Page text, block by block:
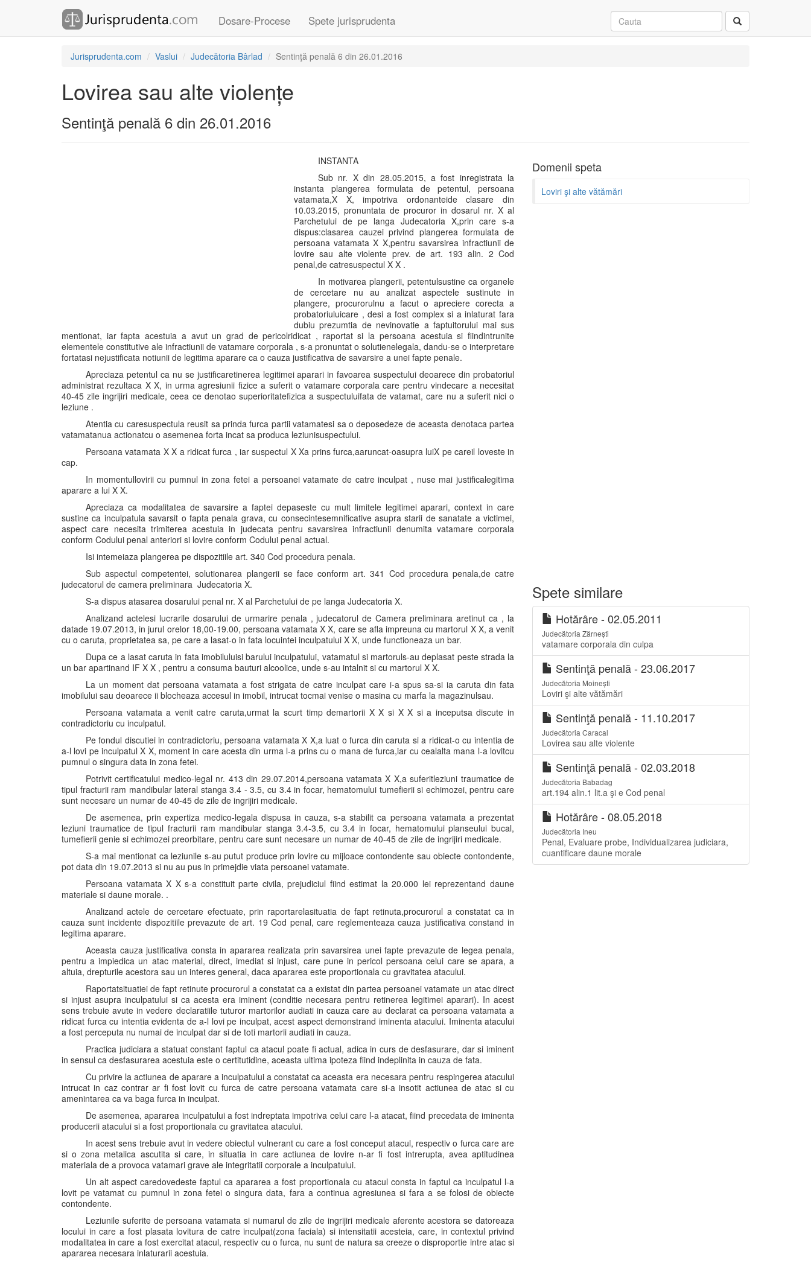
Dosare-Procese Spete jurisprudenta
Jurisprudenta.com Vaslui Judecătoria Bârlad Sentinţă penală 6 din 26.01.2016
Lovirea sau alte violențe
Sentinţă penală 6 din 26.01.2016
INSTANTA
Sub nr. X din 28.05.2015, a fost inregistrata la
instanta plangerea formulata de petentul, persoana
vatamata,X X, impotriva ordonanteide clasare din
10.03.2015, pronuntata de procuror in dosarul nr. X al
Parchetului de pe langa Judecatoria X,prin care s-a
dispus:clasarea cauzei privind plangerea formulata de
persoana vatamata X X,pentru savarsirea infractiunii de
lovire sau alte violente prev. de art. 193 alin. 2 Cod
penal,de catresuspectul X X .
In motivarea plangerii, petentulsustine ca organele
de cercetare nu au analizat aspectele sustinute in
plangere, procurorulnu a facut o apreciere corecta a
probatoriuluicare , desi a fost complex si a inlaturat fara
dubiu prezumtia de nevinovatie a faptuitorului mai sus
mentionat, iar fapta acestuia a avut un grad de pericolridicat , raportat si la persoana acestuia si fiindintrunite
elementele constitutive ale infractiunii de vatamare corporala , s-a pronuntat o solutienelegala, dandu-se o interpretare
fortatasi nejustificata notiunii de legitima aparare ca o cauza justificativa de savarsire a unei fapte penale.
Apreciaza petentul ca nu se justificaretinerea legitimei aparari in favoarea suspectului deoarece din probatoriul
administrat rezultaca X X, in urma agresiunii fizice a suferit o vatamare corporala care pentru vindecare a necesitat
40-45 zile ingrijiri medicale, ceea ce denotao superioritatefizica a suspectuluifata de vatamat, care nu a suferit nici o
leziune .
Atentia cu caresuspectula reusit sa prinda furca partii vatamatesi sa o deposedeze de aceasta denotaca partea
vatamatanua actionatcu o asemenea forta incat sa produca leziunisuspectului.
Persoana vatamata X X a ridicat furca , iar suspectul X Xa prins furca,aaruncat-oasupra luiX pe careil loveste in
cap.
In momentullovirii cu pumnul in zona fetei a persoanei vatamate de catre inculpat , nuse mai justificalegitima
aparare a lui X X.
Apreciaza ca modalitatea de savarsire a faptei depaseste cu mult limitele legitimei aparari, context in care
sustine ca inculpatula savarsit o fapta penala grava, cu consecintesemnificative asupra starii de sanatate a victimei,
aspect care necesita trimiterea acestuia in judecata pentru savarsirea infractiunii denumita vatamare corporala
conform Codului penal anteriori si lovire conform Codului penal actual.
Isi intemeiaza plangerea pe dispozitiile art. 340 Cod procedura penala.
Sub aspectul competentei, solutionarea plangerii se face conform art. 341 Cod procedura penala,de catre
judecatorul de camera preliminara  Judecatoria X.
S-a dispus atasarea dosarului penal nr. X al Parchetului de pe langa Judecatoria X.
Analizand actelesi lucrarile dosarului de urmarire penala , judecatorul de Camera preliminara aretinut ca , la
datade 19.07.2013, in jurul orelor 18,00-19.00, persoana vatamata X X, care se afla impreuna cu martorul X X, a venit
cu o caruta, proprietatea sa, pe care a lasat-o in fata locuintei inculpatului X X, unde functioneaza un bar.
Dupa ce a lasat caruta in fata imobiluluisi barului inculpatului, vatamatul si martoruls-au deplasat peste strada la
un bar apartinand IF X X , pentru a consuma bauturi alcoolice, unde s-au intalnit si cu martorul X X.
La un moment dat persoana vatamata a fost strigata de catre inculpat care i-a spus sa-si ia caruta din fata
imobilului sau deoarece ii blocheaza accesul in imobil, intrucat tocmai venise o masina cu marfa la magazinulsau.
Persoana vatamata a venit catre caruta,urmat la scurt timp demartorii X X si X X si a inceputsa discute in
contradictoriu cu inculpatul.
Pe fondul discutiei in contradictoriu, persoana vatamata X X,a luat o furca din caruta si a ridicat-o cu intentia de
a-l lovi pe inculpatul X X, moment in care acesta din urma l-a prins cu o mana de furca,iar cu cealalta mana l-a lovitcu
pumnul o singura data in zona fetei.
Potrivit certificatului medico-legal nr. 413 din 29.07.2014,persoana vatamata X X,a suferitleziuni traumatice de
tipul fracturii ram mandibular lateral stanga 3.4 - 3.5, cu 3.4 in focar, hematomului tumefierii si echimozei, pentru care
sunt necesare un numar de 40-45 de zile de ingrijiri medicale.
De asemenea, prin expertiza medico-legala dispusa in cauza, s-a stabilit ca persoana vatamata a prezentat
leziuni traumatice de tipul fracturii ram mandibular stanga 3.4-3.5, cu 3.4 in focar, hematomului planseului bucal,
tumefierii genie si echimozei preorbitare, pentru care sunt necesare un numar de 40-45 de zile de ingrijiri medicale.
S-a mai mentionat ca leziunile s-au putut produce prin lovire cu mijloace contondente sau obiecte contondente,
pot data din 19.07.2013 si nu au pus in primejdie viata persoanei vatamate.
Persoana vatamata X X s-a constituit parte civila, prejudiciul fiind estimat la 20.000 lei reprezentand daune
materiale si daune morale. .
Analizand actele de cercetare efectuate, prin raportarelasituatia de fapt retinuta,procurorul a constatat ca in
cauza sunt incidente dispozitiile prevazute de art. 19 Cod penal, care reglementeaza cauza justificativa constand in
legitima aparare.
Aceasta cauza justificativa consta in apararea realizata prin savarsirea unei fapte prevazute de legea penala,
pentru a impiedica un atac material, direct, imediat si injust, care pune in pericol persoana celui care se apara, a
altuia, drepturile acestora sau un interes general, daca apararea este proportionala cu gravitatea atacului.
Raportatsituatiei de fapt retinute procurorul a constatat ca a existat din partea persoanei vatamate un atac direct
si injust asupra inculpatului si ca acesta era iminent (conditie necesara pentru retinerea legitimei aparari). In acest
sens trebuie avute in vedere declaratiile tuturor martorilor audiati in cauza care au declarat ca persoana vatamata a
ridicat furca cu intentia evidenta de a-l lovi pe inculpat, acest aspect demonstrand iminenta atacului. Iminenta atacului
a fost perceputa nu numai de inculpat dar si de toti martorii audiati in cauza.
Practica judiciara a statuat constant faptul ca atacul poate fi actual, adica in curs de desfasurare, dar si iminent
in sensul ca desfasurarea acestuia este o certitutidine, aceasta ultima ipoteza fiind indeplinita in cauza de fata.
Cu privire la actiunea de aparare a inculpatului a constatat ca aceasta era necesara pentru respingerea atacului
intrucat in caz contrar ar fi fost lovit cu furca de catre persoana vatamata care si-a insotit actiunea de atac si cu
amenintarea ca va baga furca in inculpat.
De asemenea, apararea inculpatului a fost indreptata impotriva celui care l-a atacat, fiind precedata de iminenta
producerii atacului si a fost proportionala cu gravitatea atacului.
In acest sens trebuie avut in vedere obiectul vulnerant cu care a fost conceput atacul, respectiv o furca care are
si o zona metalica ascutita si care, in situatia in care actiunea de lovire n-ar fi fost intrerupta, avea aptitudinea
materiala de a provoca vatamari grave ale integritatii corporale a inculpatului.
Un alt aspect caredovedeste faptul ca apararea a fost proportionala cu atacul consta in faptul ca inculpatul l-a
lovit pe vatamat cu pumnul in zona fetei o singura data, fara a continua agresiunea si fara a se folosi de obiecte
contondente.
Leziunile suferite de persoana vatamata si numarul de zile de ingrijiri medicale aferente acestora se datoreaza
locului in care a fost plasata lovitura de catre inculpat(zona faciala) si intensitatii acesteia, care, in contextul privind
modalitatea in care a fost exercitat atacul, respectiv cu o furca, nu sunt de natura sa creeze o disproportie intre atac si
apararea necesara inlaturarii acestuia.
Domenii speta
Loviri şi alte vătămări
Spete similare
Hotărâre - 02.05.2011
Judecătoria Zărnești
vatamare corporala din culpa
Sentinţă penală - 23.06.2017
Judecătoria Moinești
Loviri şi alte vătămări
Sentinţă penală - 11.10.2017
Judecătoria Caracal
Lovirea sau alte violente
Sentinţă penală - 02.03.2018
Judecătoria Babadag
art.194 alin.1 lit.a şi e Cod penal
Hotărâre - 08.05.2018
Judecătoria Ineu
Penal, Evaluare probe, Individualizarea judiciara,
cuantificare daune morale